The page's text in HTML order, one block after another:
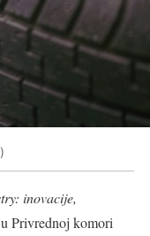
inovacije,
Privrednoj komori